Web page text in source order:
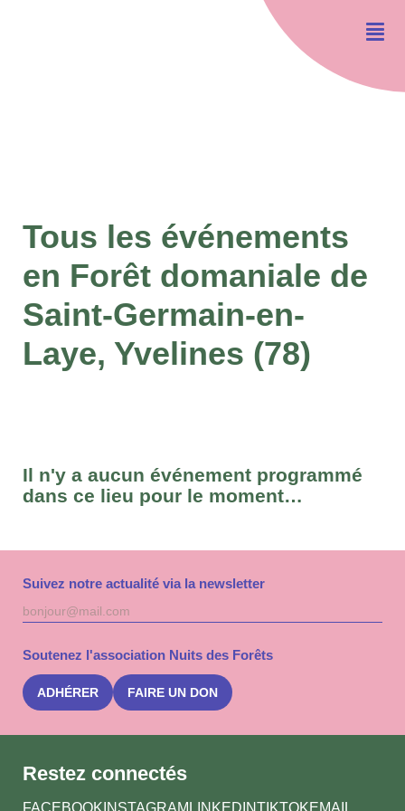
Tous les événements
en Forêt domaniale de
Saint-Germain-en-
Laye, Yvelines (78)
Il n'y a aucun événement programmé
dans ce lieu pour le moment…
Suivez notre actualité via la newsletter
Adresse
mail
à
Soutenez l'association Nuits des Forêts
ADHÉRER FAIRE UN DON
Restez connectés